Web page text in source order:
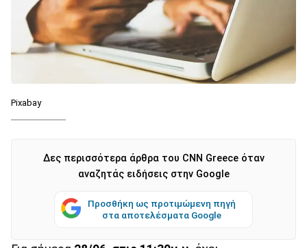
Pixabay
Δες περισσότερα άρθρα του CNN Greece όταν
αναζητάς ειδήσεις στην Google
Προσθήκη ως προτιμώμενη πηγή
στα αποτελέσματα Google